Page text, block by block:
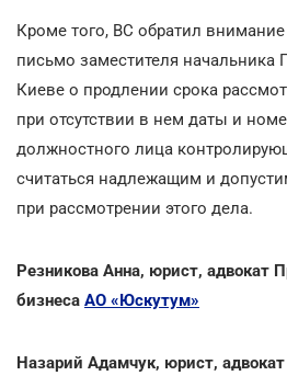
Кроме того, ВС обратил
письмо заместителя начальника
Киеве о продлении срока
при отсутствии в нем даты и
должностного лица
считаться надлежащим и
при рассмотрении этого дела.
Резникова Анна, юрист, адвокат
бизнеса АО «Юскутум»
Назарий Адамчук, юрист, адвокат